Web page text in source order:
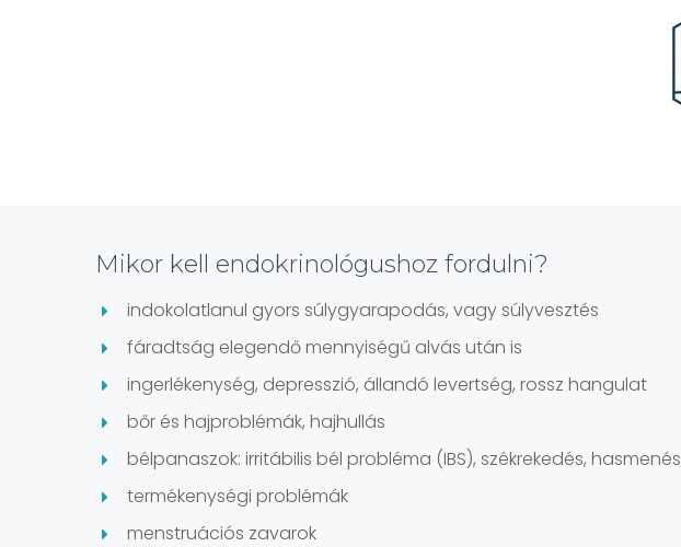
Mikor kell endokrinológushoz fordulni?
indokolatlanul gyors súlygyarapodás, vagy súlyvesztés
fáradtság elegendő mennyiségű alvás után is
ingerlékenység, depresszió, állandó levertség, rossz hangulat
bőr és hajproblémák, hajhullás
bélpanaszok: irritábilis bél probléma (IBS), székrekedés, hasmenés
termékenységi problémák
menstruációs zavarok